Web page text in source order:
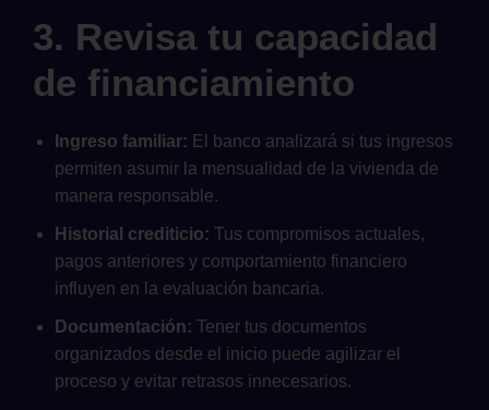
3. Revisa tu capacidad
de financiamiento
Ingreso familiar: El banco analizará si tus ingresos
permiten asumir la mensualidad de la vivienda de
manera responsable.
Historial crediticio: Tus compromisos actuales,
pagos anteriores y comportamiento financiero
influyen en la evaluación bancaria.
Documentación: Tener tus documentos
organizados desde el inicio puede agilizar el
proceso y evitar retrasos innecesarios.